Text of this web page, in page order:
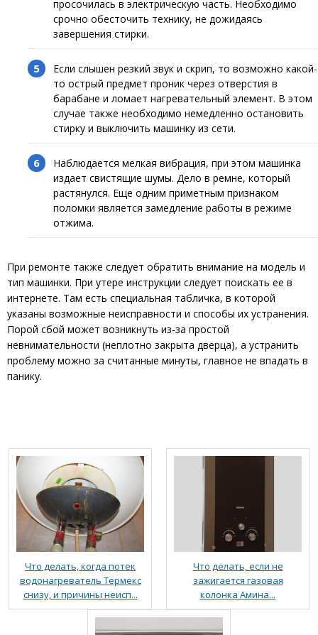
просочилась в электрическую часть. Необходимо
срочно обесточить технику, не дожидаясь
завершения стирки.
Если слышен резкий звук и скрип, то возможно какой-
то острый предмет проник через отверстия в
барабане и ломает нагревательный элемент. В этом
случае также необходимо немедленно остановить
стирку и выключить машинку из сети.
Наблюдается мелкая вибрация, при этом машинка
издает свистящие шумы. Дело в ремне, который
растянулся. Еще одним приметным признаком
поломки является замедление работы в режиме
отжима.
При ремонте также следует обратить внимание на модель и
тип машинки. При утере инструкции следует поискать ее в
интернете. Там есть специальная табличка, в которой
указаны возможные неисправности и способы их устранения.
Порой сбой может возникнуть из-за простой
невнимательности (неплотно закрыта дверца), а устранить
проблему можно за считанные минуты, главное не впадать в
панику.
Что делать, когда потек
водонагреватель Термекс
снизу, и причины неисп...
Что делать, если не
зажигается газовая
колонка Амина...